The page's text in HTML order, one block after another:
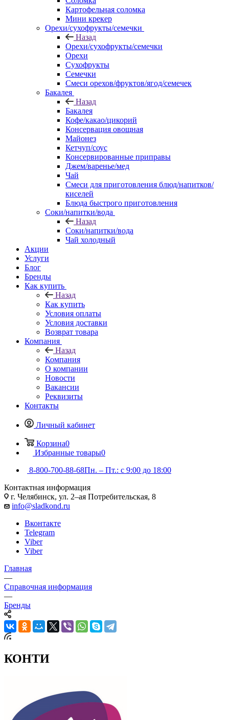
Картофельная соломка
Мини крекер
Орехи/сухофрукты/семечки
Назад
Орехи/сухофрукты/семечки
Орехи
Сухофрукты
Семечки
Смеси орехов/фруктов/ягод/семечек
Бакалея
Назад
Бакалея
Кофе/какао/цикорий
Консервация овощная
Майонез
Кетчуп/соус
Консервированные приправы
Джем/варенье/мед
Чай
Смеси для приготовления блюд/напитков/
киселей
Блюда быстрого приготовления
Соки/напитки/вода
Назад
Соки/напитки/вода
Чай холодный
Акции
Услуги
Блог
Бренды
Как купить
Назад
Как купить
Условия оплаты
Условия доставки
Возврат товара
Компания
Назад
Компания
О компании
Новости
Вакансии
Реквизиты
Контакты
Личный кабинет
Корзина0
Избранные товары0
8-800-700-88-68Пн. – Пт.: с 9:00 до 18:00
Контактная информация
г. Челябинск, ул. 2–ая Потребительская, 8
info@sladkond.ru
Вконтакте
Telegram
Viber
Viber
Главная
—
Справочная информация
—
Бренды
КОНТИ